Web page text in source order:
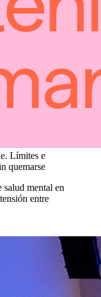
Límites e
quemarse
salud mental en
entre